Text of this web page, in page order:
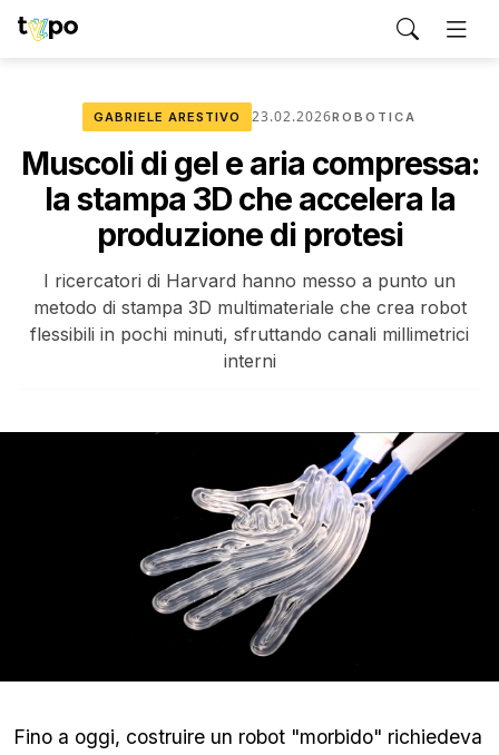
GABRIELE ARESTIVO 23.02.2026ROBOTICA
Muscoli di gel e aria compressa:
la stampa 3D che accelera la
produzione di protesi
I ricercatori di Harvard hanno messo a punto un
metodo di stampa 3D multimateriale che crea robot
flessibili in pochi minuti, sfruttando canali millimetrici
interni
Fino a oggi, costruire un robot "morbido" richiedeva